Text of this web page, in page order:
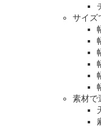
サイズ
素材で